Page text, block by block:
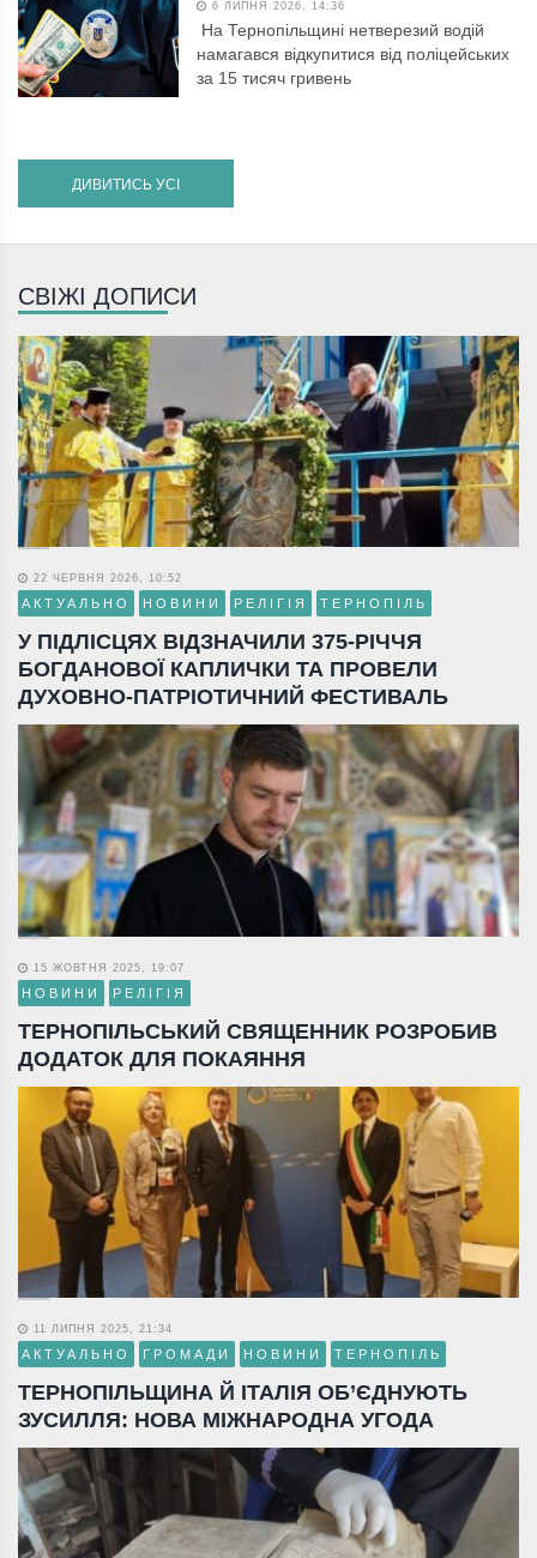
6 ЛИПНЯ 2026, 14:36
На Тернопільщині нетверезий водій
намагався відкупитися від поліцейських
за 15 тисяч гривень
ДИВИТИСЬ УСІ
СВІЖІ ДОПИСИ
22 ЧЕРВНЯ 2026, 10:52
АКТУАЛЬНО НОВИНИ РЕЛІГІЯ ТЕРНОПІЛЬ
У ПІДЛІСЦЯХ ВІДЗНАЧИЛИ 375-РІЧЧЯ
БОГДАНОВОЇ КАПЛИЧКИ ТА ПРОВЕЛИ
ДУХОВНО-ПАТРІОТИЧНИЙ ФЕСТИВАЛЬ
15 ЖОВТНЯ 2025, 19:07
НОВИНИ РЕЛІГІЯ
ТЕРНОПІЛЬСЬКИЙ СВЯЩЕННИК РОЗРОБИВ
ДОДАТОК ДЛЯ ПОКАЯННЯ
11 ЛИПНЯ 2025, 21:34
АКТУАЛЬНО ГРОМАДИ НОВИНИ ТЕРНОПІЛЬ
ТЕРНОПІЛЬЩИНА Й ІТАЛІЯ ОБ’ЄДНУЮТЬ
ЗУСИЛЛЯ: НОВА МІЖНАРОДНА УГОДА